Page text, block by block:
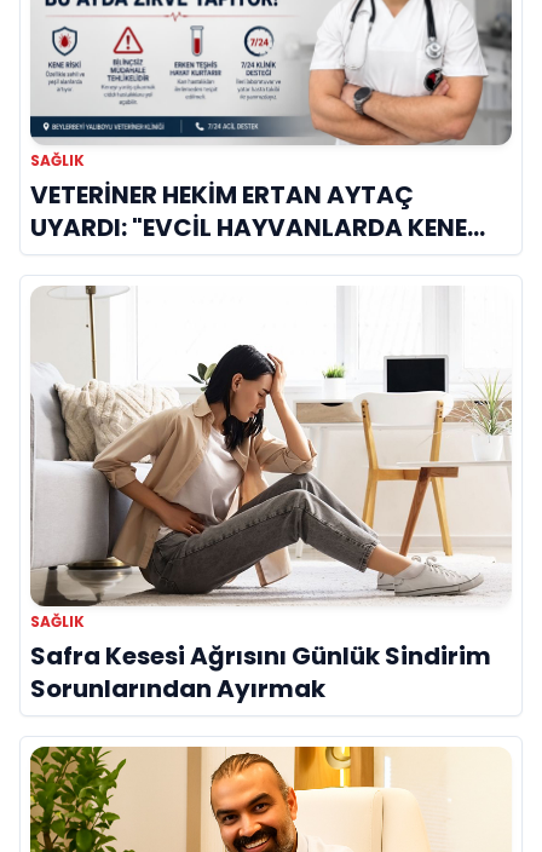
SAĞLIK
VETERİNER HEKİM ERTAN AYTAÇ
UYARDI: "EVCİL HAYVANLARDA KENE
KAYNAKLI KAN HASTALIKLARI BU AYDA
ZİRVE YAPIYOR!"
SAĞLIK
Safra Kesesi Ağrısını Günlük Sindirim
Sorunlarından Ayırmak